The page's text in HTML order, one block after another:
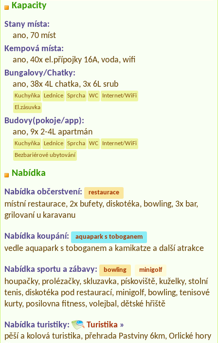
Kapacity
Stany místa:
ano, 70 míst
Kempová místa:
ano, 40x el.přípojky 16A, voda, wifi
Bungalovy/Chatky:
ano, 38x 4L chatka, 3x 6L srub
Kuchyňka Lednice Sprcha WC
Internet/WiFi
El.zásuvka
Budovy(pokoje/app):
ano, 9x 2-4L apartmán
Kuchyňka Lednice Sprcha WC
Internet/WiFi
Bezbariérové ubytování
Nabídka
Nabídka občerstvení: restaurace
místní restaurace, 2x bufety, diskotéka, bowling, 3x bar,
grilovaní u karavanu
Nabídka koupání: aquapark s toboganem
vedle aquapark s toboganem a kamikatze a další atrakce
Nabídka sportu a zábavy: bowling minigolf
houpačky, prolézačky, skluzavka, pískoviště, kuželky, stolní
tenis, diskotéka pod restaurací, minigolf, bowling, tenisové
kurty, posilovna fitness, volejbal, dětské hřiště
Nabídka turistiky: Turistika »
pěší a kolová turistika, přehrada Pastviny 6km, Orlické hory